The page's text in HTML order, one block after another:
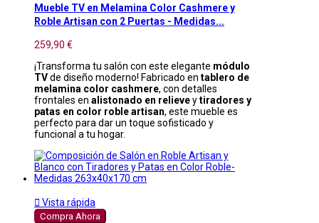
Mueble TV en Melamina Color Cashmere y
Roble Artisan con 2 Puertas - Medidas...
259,90 €
¡Transforma tu salón con este elegante módulo
TVde diseño moderno! Fabricado en tablero de
melamina color cashmere, con detalles
frontales en alistonado en relieveytiradores y
patas en color roble artisan, este mueble es
perfecto para dar un toque sofisticado y
funcional a tu hogar.
 Vista rápida
Compra Ahora